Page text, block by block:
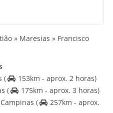
» Maresias » Francisco
(
153km - aprox. 2 horas)
(
175km - aprox. 3 horas)
(
257km - aprox.